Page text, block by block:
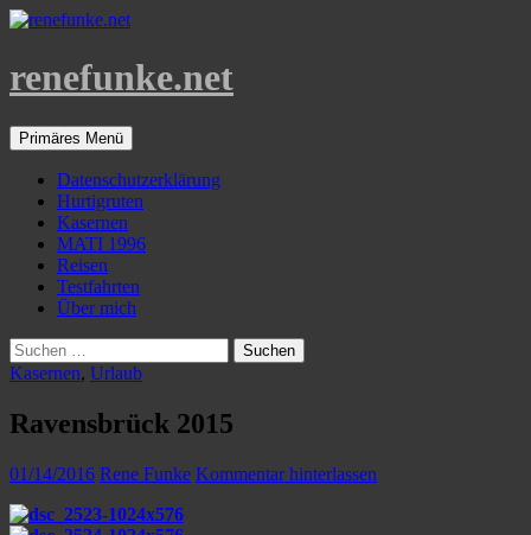
Zum
renefunke.net
Suchen
Primäres Menü
Datenschutzerklärung
Hurtigruten
Kasernen
MATI 1996
Reisen
Testfahrten
Über mich
Suchen
nach:
Kasernen, Urlaub
Ravensbrück 2015
01/14/2016 Rene Funke Kommentar hinterlassen